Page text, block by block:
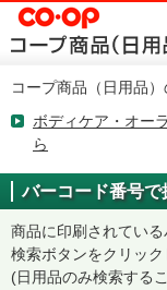
コープ商品（日用品
ボディケア・オー
ら
バーコード番号で
商品に印刷されてい
検索ボタンをクリック
(日用品のみ検索する